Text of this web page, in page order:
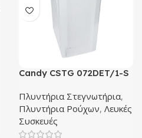
Candy CSTG 072DET/1-S
Φόρτωσης 7kg 1000
Στροφών
Πλυντήρια Στεγνωτήρια,
Πλυντήρια Ρούχων, Λευκές
Συσκευές